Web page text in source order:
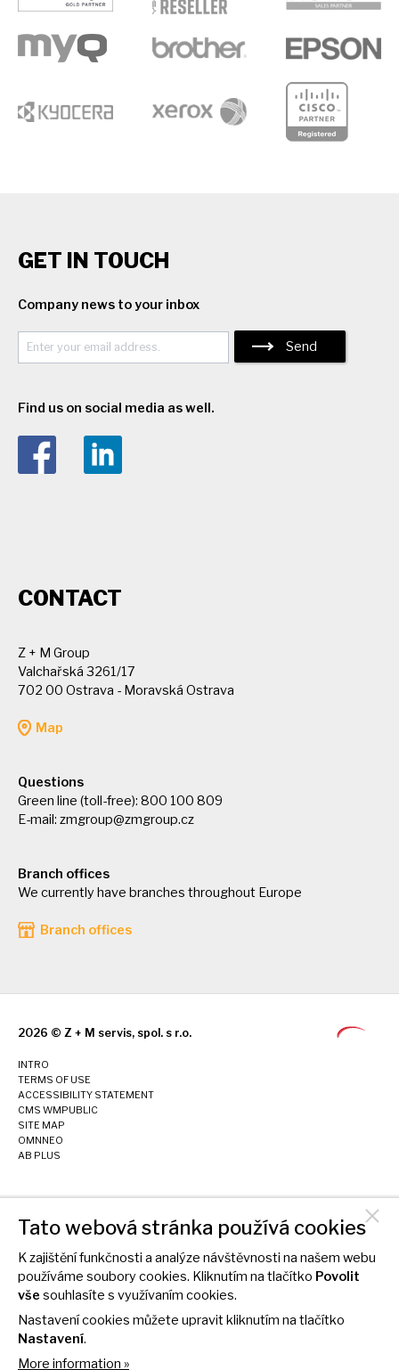
GET IN TOUCH
Company news to your inbox
Send
Find us on social media as well.
CONTACT
Z + M Group
Valchařská 3261/17
702 00 Ostrava - Moravská Ostrava
Map
Questions
Green line (toll-free): 800 100 809
E-mail: zmgroup@zmgroup.cz
Branch offices
We currently have branches throughout Europe
Branch offices
2026 © Z + M servis, spol. s r.o.
INTRO
TERMS OF USE
ACCESSIBILITY STATEMENT
CMS WMPUBLIC
SITE MAP
OMNNEO
AB PLUS
Tato webová stránka používá cookies
K zajištění funkčnosti a analýze návštěvnosti na našem webu
používáme soubory cookies. Kliknutím na tlačítko Povolit
vše souhlasíte s využívaním cookies.
Nastavení cookies můžete upravit kliknutím na tlačítko
Nastavení.
More information »